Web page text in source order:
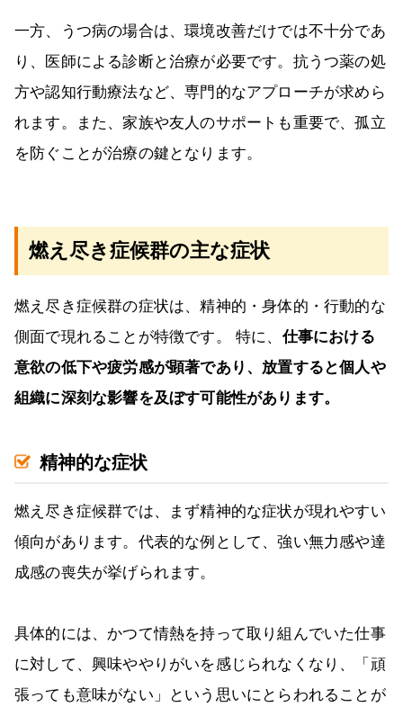
一方、うつ病の場合は、環境改善だけでは不十分であ
り、医師による診断と治療が必要です。抗うつ薬の処
方や認知行動療法など、専門的なアプローチが求めら
れます。また、家族や友人のサポートも重要で、孤立
を防ぐことが治療の鍵となります。
燃え尽き症候群の主な症状
燃え尽き症候群の症状は、精神的・身体的・行動的な
側面で現れることが特徴です。 特に、仕事における
意欲の低下や疲労感が顕著であり、放置すると個人や
組織に深刻な影響を及ぼす可能性があります。
精神的な症状
燃え尽き症候群では、まず精神的な症状が現れやすい
傾向があります。代表的な例として、強い無力感や達
成感の喪失が挙げられます。
具体的には、かつて情熱を持って取り組んでいた仕事
に対して、興味ややりがいを感じられなくなり、「頑
張っても意味がない」という思いにとらわれることが